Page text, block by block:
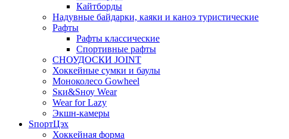
Кайтборды
Надувные байдарки, каяки и каноэ туристические
Рафты
Рафты классические
Спортивные рафты
СНОУДОСКИ JOINT
Хоккейные сумки и баулы
Моноколесо Gowheel
Sки&Sноу Wear
Wear for Lazy
Экшн-камеры
SпортЦэх
Хоккейная форма